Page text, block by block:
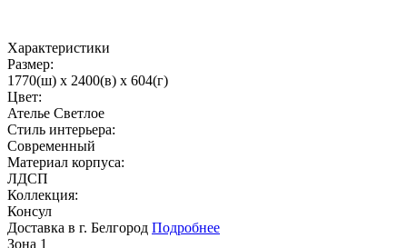
Характеристики
Размер:
1770(ш) x 2400(в) x 604(г)
Цвет:
Ателье Светлое
Стиль интерьера:
Современный
Материал корпуса:
ЛДСП
Коллекция:
Консул
Доставка в г. Белгород Подробнее
Зона 1